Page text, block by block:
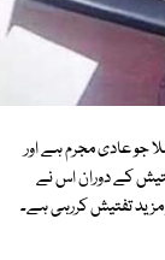
جو عادی مجرم ہے اور
کے دوران اس نے
مزید تفتیش کررہی ہے۔